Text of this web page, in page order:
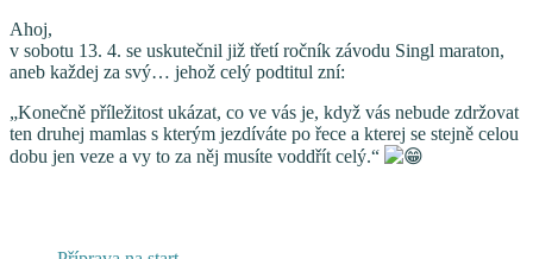
Ahoj,
v sobotu 13. 4. se uskutečnil již třetí ročník závodu Singl maraton,
aneb každej za svý… jehož celý podtitul zní:
„Konečně příležitost ukázat, co ve vás je, když vás nebude zdržovat
ten druhej mamlas s kterým jezdíváte po řece a kterej se stejně celou
dobu jen veze a vy to za něj musíte voddřít celý.“